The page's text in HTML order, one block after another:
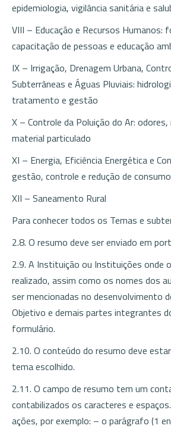
epidemiologia, vigilância sanitária e
VIII – Educação e Recursos Humanos:
capacitação de pessoas e educação
IX – Irrigação, Drenagem Urbana,
Subterrâneas e Águas Pluviais:
tratamento e gestão
X – Controle da Poluição do Ar:
material particulado
XI – Energia, Eficiência Energética e
gestão, controle e redução de consumo
XII – Saneamento Rural
Para conhecer todos os Temas e
2.8. O resumo deve ser enviado em
2.9. A Instituição ou Instituições onde
realizado, assim como os nomes dos
ser mencionadas no desenvolvimento
Objetivo e demais partes integrantes
formulário.
2.10. O conteúdo do resumo deve
tema escolhido.
2.11. O campo de resumo tem um
contabilizados os caracteres e
ações, por exemplo: – o parágrafo (1